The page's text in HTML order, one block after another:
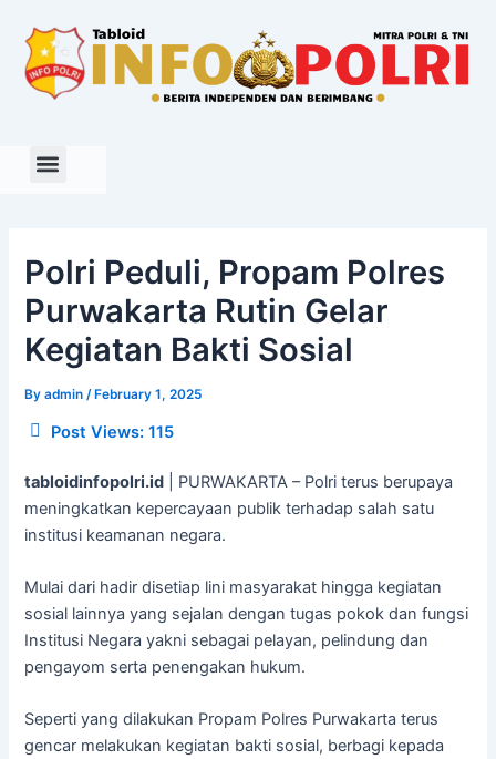
content
Polri Peduli, Propam Polres
Purwakarta Rutin Gelar
Kegiatan Bakti Sosial
Byadmin/ February 1, 2025
Post Views: 115
tabloidinfopolri.id | PURWAKARTA – Polri terus berupaya
meningkatkan kepercayaan publik terhadap salah satu
institusi keamanan negara.
Mulai dari hadir disetiap lini masyarakat hingga kegiatan
sosial lainnya yang sejalan dengan tugas pokok dan fungsi
Institusi Negara yakni sebagai pelayan, pelindung dan
pengayom serta penengakan hukum.
Seperti yang dilakukan Propam Polres Purwakarta terus
gencar melakukan kegiatan bakti sosial, berbagi kepada